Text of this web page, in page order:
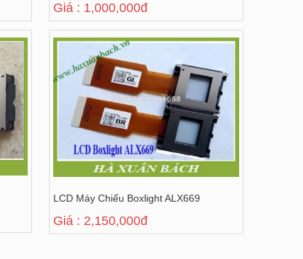
Giá : 1,000,000đ
LCD Máy Chiếu Boxlight ALX669
Giá : 2,150,000đ